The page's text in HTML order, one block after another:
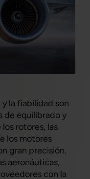
la fiabilidad son
de equilibrado y
rotores, las
los motores
gran precisión.
aeronáuticas,
con la